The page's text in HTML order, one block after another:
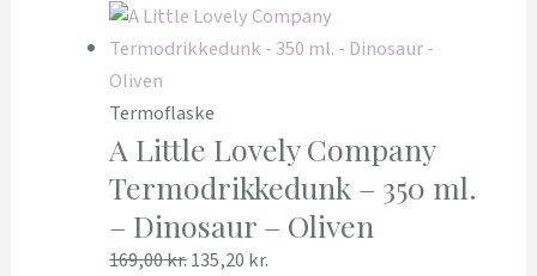
Termoflaske
A Little Lovely Company
Termodrikkedunk – 350 ml.
– Dinosaur – Oliven
169,00kr.135,20 kr.